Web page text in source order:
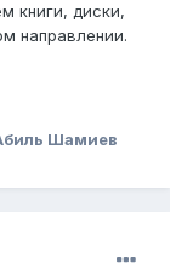
книги, диски,
направлении.
Шамиев